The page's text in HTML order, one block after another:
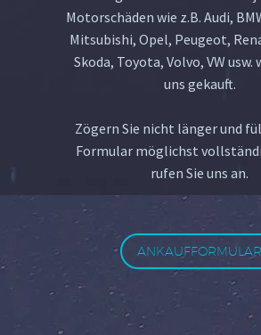
Motorschäden wie z.B. Audi,
Mitsubishi, Opel, Peugeot,
Skoda, Toyota, Volvo, VW usw.
uns gekauft.
Zögern Sie nicht länger und
Formular möglichst
rufen Sie uns an.
ANKAUFFORMULAR